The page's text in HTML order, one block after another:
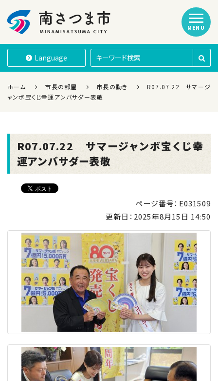
南さつま市
Language
MENU
ホーム 市長の部屋 市長の動き
R07.07.22 サマージ
ャンボ宝くじ幸運アンバサダー表敬
R07.07.22 サマージャンボ宝くじ幸
運アンバサダー表敬
ページ番号：E031509
更新日： 2025年8月15日 14:50